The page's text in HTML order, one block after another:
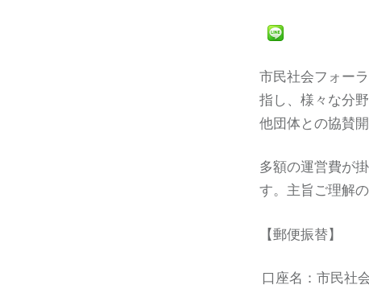
市民社会フォー
指し、様々な分
他団体との協賛
多額の運営費が
す。主旨ご理解
【郵便振替】
口座名：市民社